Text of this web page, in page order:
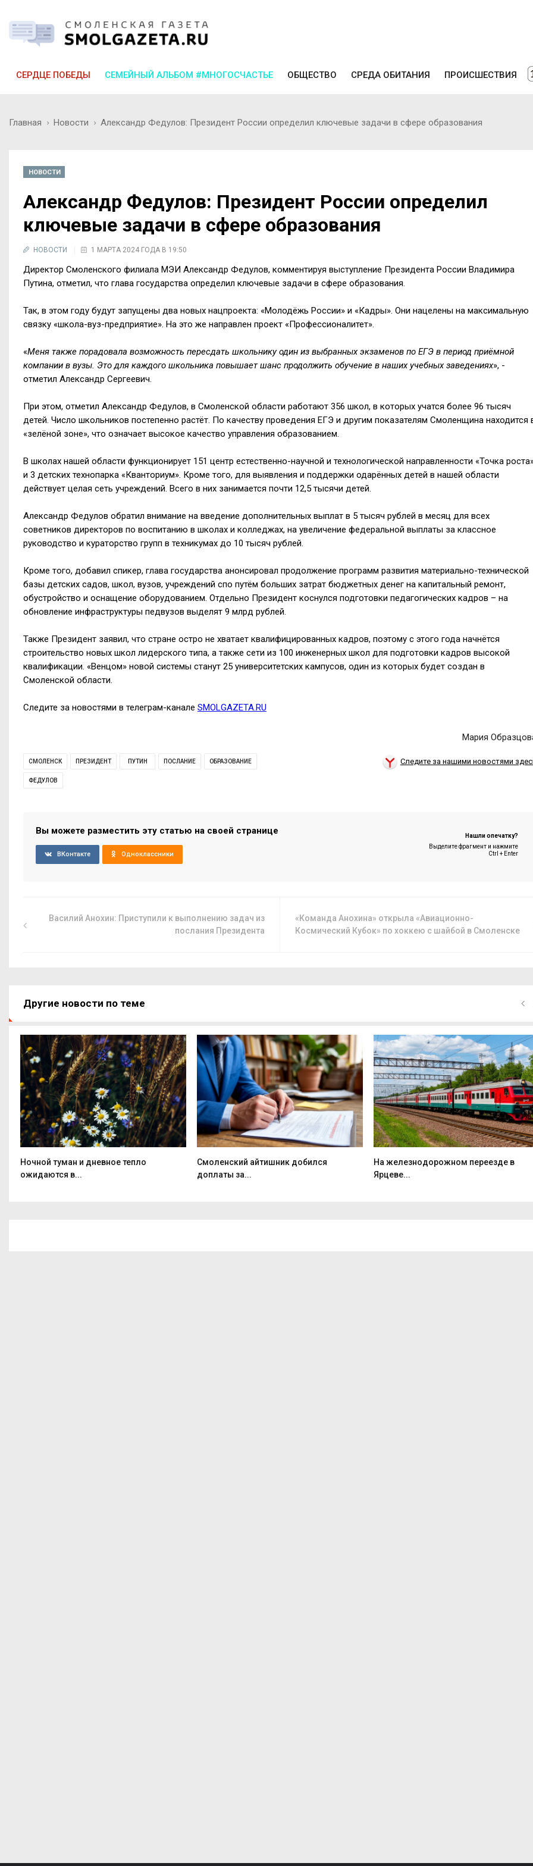
СЕРДЦЕ ПОБЕДЫ СЕМЕЙНЫЙ АЛЬБОМ #МНОГОСЧАСТЬЕ ОБЩЕСТВО СРЕДА ОБИТАНИЯ ПРОИСШЕСТВИЯ
Главная Новости Александр Федулов: Президент России определил ключевые задачи в сфере образования
НОВОСТИ
Александр Федулов: Президент России определил
ключевые задачи в сфере образования
НОВОСТИ 1 МАРТА 2024 ГОДА В 19:50
Директор Смоленского филиала МЭИ Александр Федулов, комментируя выступление Президента России Владимира
Путина, отметил, что глава государства определил ключевые задачи в сфере образования.
Так, в этом году будут запущены два новых нацпроекта: «Молодёжь России» и «Кадры». Они нацелены на максимальную
связку «школа-вуз-предприятие». На это же направлен проект «Профессионалитет».
«Меня также порадовала возможность пересдать школьнику один из выбранных экзаменов по ЕГЭ в период приёмной
компании в вузы. Это для каждого школьника повышает шанс продолжить обучение в наших учебных заведениях», -
отметил Александр Сергеевич.
При этом, отметил Александр Федулов, в Смоленской области работают 356 школ, в которых учатся более 96 тысяч
детей. Число школьников постепенно растёт. По качеству проведения ЕГЭ и другим показателям Смоленщина находится
«зелёной зоне», что означает высокое качество управления образованием.
В школах нашей области функционирует 151 центр естественно-научной и технологической направленности «Точка
и 3 детских технопарка «Кванториум». Кроме того, для выявления и поддержки одарённых детей в нашей области
действует целая сеть учреждений. Всего в них занимается почти 12,5 тысячи детей.
Александр Федулов обратил внимание на введение дополнительных выплат в 5 тысяч рублей в месяц для всех
советников директоров по воспитанию в школах и колледжах, на увеличение федеральной выплаты за классное
руководство и кураторство групп в техникумах до 10 тысяч рублей.
Кроме того, добавил спикер, глава государства анонсировал продолжение программ развития материально-технической
базы детских садов, школ, вузов, учреждений спо путём больших затрат бюджетных денег на капитальный ремонт,
обустройство и оснащение оборудованием. Отдельно Президент коснулся подготовки педагогических кадров – на
обновление инфраструктуры педвузов выделят 9 млрд рублей.
Также Президент заявил, что стране остро не хватает квалифицированных кадров, поэтому с этого года начнётся
строительство новых школ лидерского типа, а также сети из 100 инженерных школ для подготовки кадров высокой
квалификации. «Венцом» новой системы станут 25 университетских кампусов, один из которых будет создан в
Смоленской области.
Следите за новостями в телеграм-канале SMOLGAZETA.RU
Мария
СМОЛЕНСК ПРЕЗИДЕНТ ПУТИН ПОСЛАНИЕ ОБРАЗОВАНИЕ
ФЕДУЛОВ
Следите за нашими новостями
Вы можете разместить эту статью на своей странице
ВКонтакте Одноклассники
Нашли опечатку?
Выделите фрагмент и нажмите
Ctrl + Enter
Василий Анохин: Приступили к выполнению задач из
послания Президента
«Команда Анохина» открыла «Авиационно-
Космический Кубок» по хоккею с шайбой в Смоленске
Другие новости по теме
Ночной туман и дневное тепло
ожидаются в...
Смоленский айтишник добился
доплаты за...
На железнодорожном переезде в
Ярцеве...